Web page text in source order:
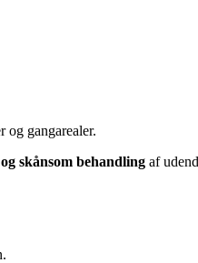
og gangarealer.
skånsom behandling af